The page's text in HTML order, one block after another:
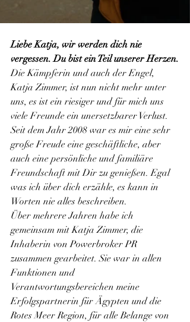
Liebe Katja, wir werden dich nie
vergessen. Du bist ein Teil unserer Herzen.
Die Kämpferin und auch der Engel,
Katja Zimmer, ist nun nicht mehr unter
uns, es ist ein riesiger und für mich uns
viele Freunde ein unersetzbarer Verlust.
Seit dem Jahr 2008 war es mir eine sehr
große Freude eine geschäftliche, aber
auch eine persönliche und familiäre
Freundschaft mit Dir zu genießen. Egal
was ich über dich erzähle, es kann in
Worten nie alles beschreiben.
Über mehrere Jahren habe ich
gemeinsam mit Katja Zimmer, die
Inhaberin von Powerbroker PR
zusammen gearbeitet. Sie war in allen
Funktionen und
Verantwortungsbereichen meine
Erfolgspartnerin für Ägypten und die
Rotes Meer Region, für alle Belange von